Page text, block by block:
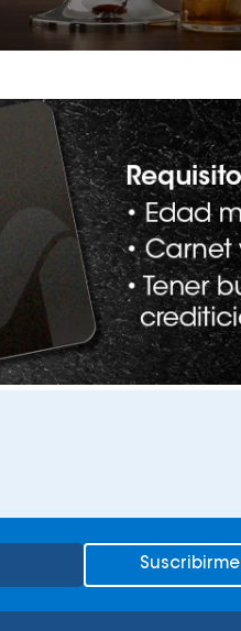
Suscribirme